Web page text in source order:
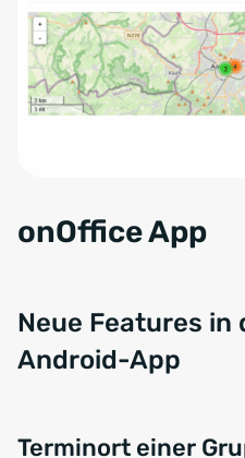
onOffice App
Neue Features in
Android-App
Terminort einer